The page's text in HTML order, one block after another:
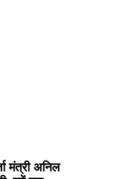
मंत्री अनिल